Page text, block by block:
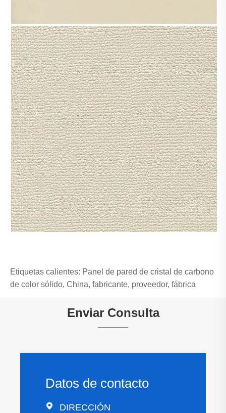
Etiquetas calientes: Panel de pared de cristal de carbono
de color sólido, China, fabricante, proveedor, fábrica
Enviar Consulta
Datos de contacto
 DIRECCIÓN